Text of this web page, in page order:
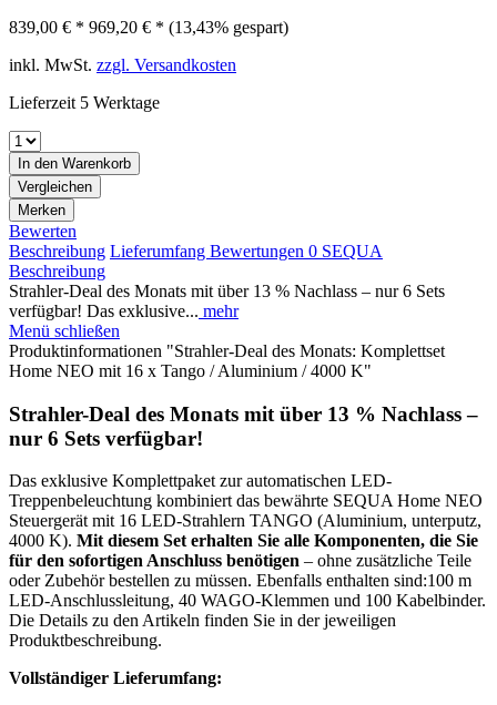
839,00 € * 969,20 € * (13,43% gespart)
inkl. MwSt. zzgl. Versandkosten
Lieferzeit 5 Werktage
In den Warenkorb
Vergleichen
Merken
Bewerten
Beschreibung Lieferumfang Bewertungen 0 SEQUA
Beschreibung
Strahler-Deal des Monats mit über 13 % Nachlass – nur 6 Sets
verfügbar! Das exklusive... mehr
Menü schließen
Produktinformationen "Strahler-Deal des Monats: Komplettset
Home NEO mit 16 x Tango / Aluminium / 4000 K"
Strahler-Deal des Monats mit über 13 % Nachlass –
nur 6 Sets verfügbar!
Das exklusive Komplettpaket zur automatischen LED-
Treppenbeleuchtung kombiniert das bewährte SEQUA Home NEO
Steuergerät mit 16 LED-Strahlern TANGO (Aluminium, unterputz,
4000 K). Mit diesem Set erhalten Sie alle Komponenten, die Sie
für den sofortigen Anschluss benötigen – ohne zusätzliche Teile
oder Zubehör bestellen zu müssen. Ebenfalls enthalten sind:100 m
LED-Anschlussleitung, 40 WAGO-Klemmen und 100 Kabelbinder.
Die Details zu den Artikeln finden Sie in der jeweiligen
Produktbeschreibung.
Vollständiger Lieferumfang: